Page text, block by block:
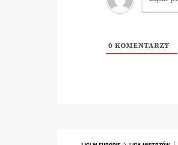
0 KOMENTARZY